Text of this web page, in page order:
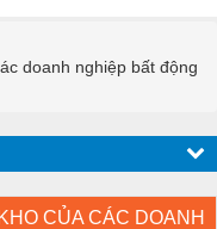
doanh nghiệp bất động
CỦA CÁC DOANH